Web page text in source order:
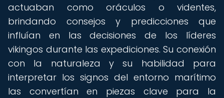
actuaban como oráculos o videntes,
brindando consejos y predicciones que
influían en las decisiones de los líderes
vikingos durante las expediciones. Su conexión
con la naturaleza y su habilidad para
interpretar los signos del entorno marítimo
las convertían en piezas clave para la